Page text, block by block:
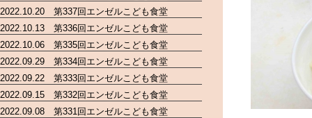
2022.10.20 第337回エンゼルこども食堂
2022.10.13 第336回エンゼルこども食堂
2022.10.06 第335回エンゼルこども食堂
2022.09.29 第334回エンゼルこども食堂
2022.09.22 第333回エンゼルこども食堂
2022.09.15 第332回エンゼルこども食堂
2022.09.08 第331回エンゼルこども食堂